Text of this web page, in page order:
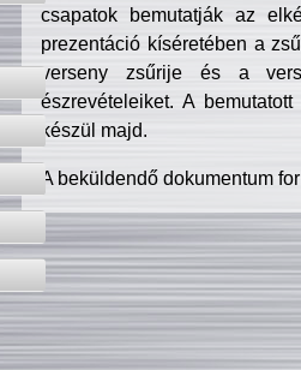
csapatok bemutatják az
prezentáció kíséretében a
verseny zsűrije és a
észrevételeiket. A
készül majd.
A beküldendő dokumentum